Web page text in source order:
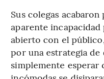
Sus colegas
aparente
abierto con el
por una estrategia de
simplemente esperar